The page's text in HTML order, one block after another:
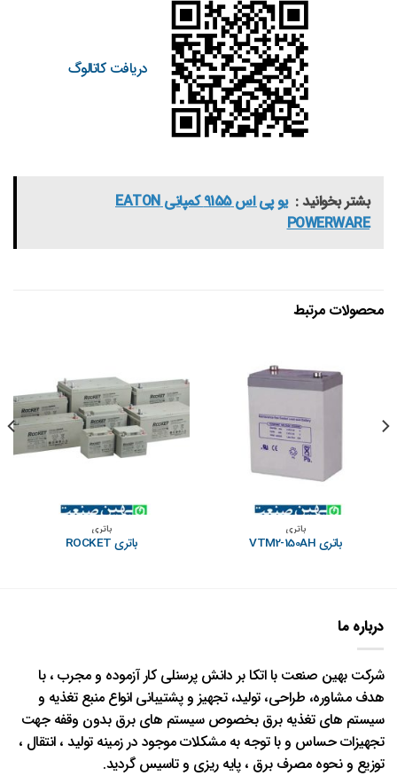
دریافت کاتالوگ
بشتر بخوانید :
یو پی اس 9155 کمپانی EATON
POWERWARE
محصولات مرتبط
باتری
باتری VTM2-150AH
باتری
باتری ROCKET
درباره ما
شرکت بهین صنعت با اتکا بر دانش پرسنلی کار آزموده و مجرب ، با
هدف مشاوره، طراحی، تولید، تجهیز و پشتیبانی انواع منبع تغذیه و
سیستم های تغذیه برق بخصوص سیستم های برق بدون وقفه جهت
تجهیزات حساس و با توجه به مشکلات موجود در زمینه تولید ، انتقال ،
توزیع و نحوه مصرف برق ، پایه ریزی و تاسیس گردید.